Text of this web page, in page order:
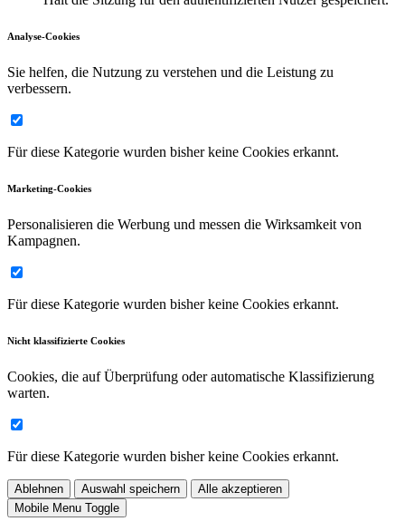
Analyse-Cookies
Sie helfen, die Nutzung zu verstehen und die Leistung zu
verbessern.
Für diese Kategorie wurden bisher keine Cookies erkannt.
Marketing-Cookies
Personalisieren die Werbung und messen die Wirksamkeit von
Kampagnen.
Für diese Kategorie wurden bisher keine Cookies erkannt.
Nicht klassifizierte Cookies
Cookies, die auf Überprüfung oder automatische Klassifizierung
warten.
Für diese Kategorie wurden bisher keine Cookies erkannt.
Ablehnen Auswahl speichern
Alle akzeptieren
Mobile Menu Toggle